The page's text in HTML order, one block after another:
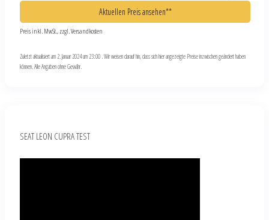
Aktuellen Preis ansehen**
Preis inkl. MwSt., zzgl. Versandkosten
Zuletzt aktualisiert am 2. Januar 2024 um 23:00 . Wir weisen darauf hin, dass sich hier angezeigte Preise inzwischen geändert haben
können. Alle Angaben ohne Gewähr.
SEAT LEON CUPRA TEST